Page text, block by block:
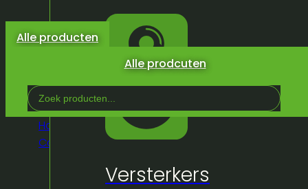
Alle prodcuten
winkelwagen.
Versterkers
Alle producten
Search
...
Home
Winkel Licht & Effeckten
Co², effecten /Zeepbellen/Antari B200